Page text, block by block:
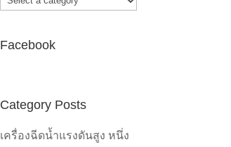
Facebook
Category Posts
เครื่องฉีดน้ำแรงดันสูง หนึ่ง